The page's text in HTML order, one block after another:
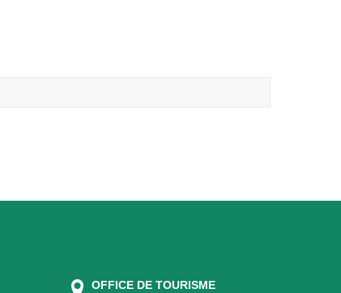
OFFICE DE TOURISME